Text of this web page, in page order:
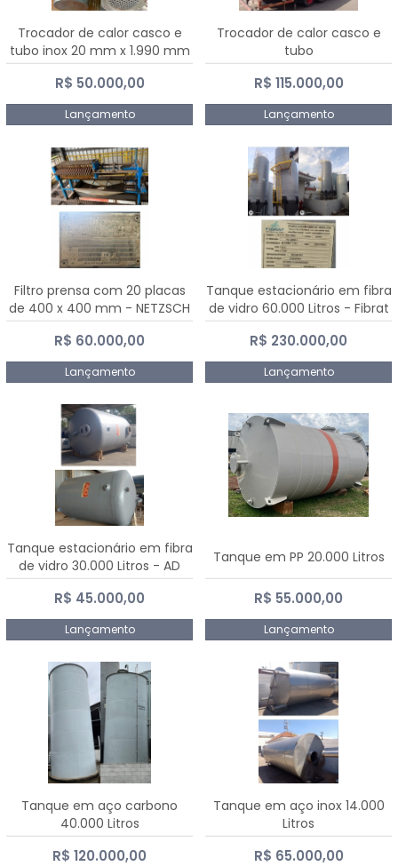
Trocador de calor casco e
tubo inox 20 mm x 1.990 mm
R$ 50.000,00
Lançamento
Trocador de calor casco e
tubo
R$ 115.000,00
Lançamento
Filtro prensa com 20 placas
de 400 x 400 mm - NETZSCH
R$ 60.000,00
Lançamento
Tanque estacionário em fibra
de vidro 60.000 Litros - Fibrat
R$ 230.000,00
Lançamento
Tanque estacionário em fibra
de vidro 30.000 Litros - AD
Fibras
R$ 45.000,00
Lançamento
Tanque em PP 20.000 Litros
R$ 55.000,00
Lançamento
Tanque em aço carbono
40.000 Litros
R$ 120.000,00
Tanque em aço inox 14.000
Litros
R$ 65.000,00